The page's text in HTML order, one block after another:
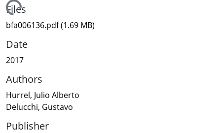
Loading...
Files
bfa006136.pdf(1.69 MB)
Date
2017
Authors
Hurrel, Julio Alberto
Delucchi, Gustavo
Publisher